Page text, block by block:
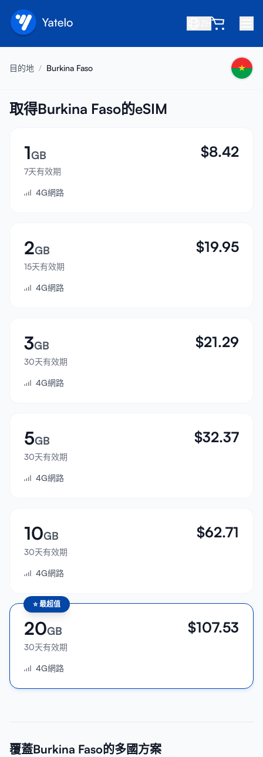
關於我們
推薦好友
成為合作夥伴
幫助中心
支援
裝置相容性
登入
目的地 / Burkina Faso
取得Burkina Faso的eSIM
1GB
7天有效期
$8.42
4G網路
2GB
15天有效期
$19.95
4G網路
3GB
30天有效期
$21.29
4G網路
5GB
30天有效期
$32.37
4G網路
10GB
30天有效期
$62.71
4G網路
⭐最超值
20GB
30天有效期
$107.53
4G網路
覆蓋Burkina Faso的多國方案